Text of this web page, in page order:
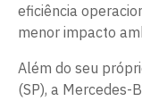
eficiência
menor impacto
Além do seu
(SP), a Mercedes-